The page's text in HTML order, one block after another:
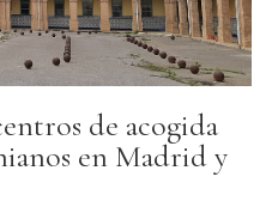
de acogida
en Madrid y